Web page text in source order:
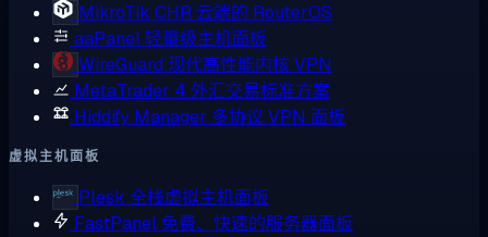
MikroTik CHR 云端的 RouterOS
aaPanel轻量级主机面板
WireGuard 现代高性能内核 VPN
MetaTrader 4 外汇交易标准方案
Hiddify Manager 多协议 VPN 面板
虚拟主机面板
Plesk 全栈虚拟主机面板
FastPanel 免费、快速的服务器面板